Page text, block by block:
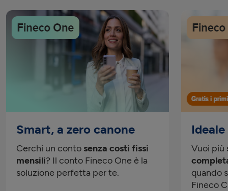
Smart, a zero canone
Cerchi un conto senza costi fissi
mensili? Il conto Fineco One è la
soluzione perfetta per te.
Vuoi più
quando
Fineco